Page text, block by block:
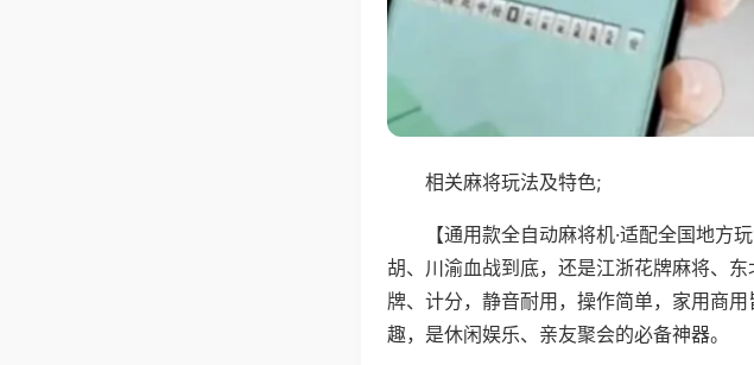
相关麻将玩法及特色;
【通用款全自动麻将机·适配全国地
胡、川渝血战到底，还是江浙花牌麻将、
牌、计分，静音耐用，操作简单，家用商
趣，是休闲娱乐、亲友聚会的必备神器。